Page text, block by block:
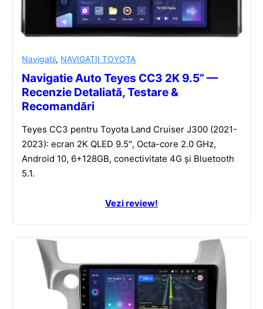
Navigatii, NAVIGATII TOYOTA
Navigatie Auto Teyes CC3 2K 9.5” —
Recenzie Detaliată, Testare &
Recomandări
Teyes CC3 pentru Toyota Land Cruiser J300 (2021-
2023): ecran 2K QLED 9.5″, Octa-core 2.0 GHz,
Android 10, 6+128GB, conectivitate 4G și Bluetooth
5.1.
Vezi review!